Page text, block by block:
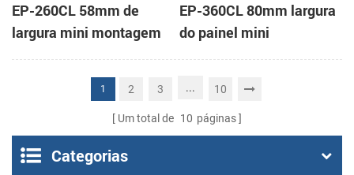
EP-260CL 58mm de
largura mini montagem
em painel impressora
térmica com a auto-
EP-360CL 80mm largura
do painel mini
impressora térmica com
1 2 3 ... 10
Um total de 10 páginas
Categorias